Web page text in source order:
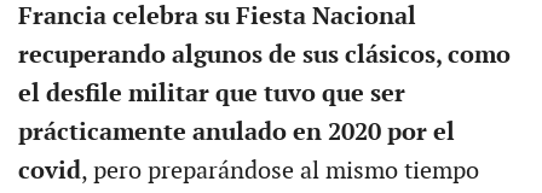
Francia celebra su Fiesta Nacional
recuperando algunos de sus clásicos, como
el desfile militar que tuvo que ser
prácticamente anulado en 2020 por el
covid, pero preparándose al mismo tiempo